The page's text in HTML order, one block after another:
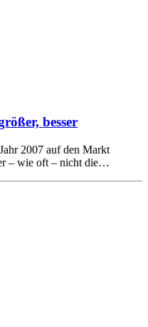
besser
2007 auf den Markt
– wie oft – nicht die…